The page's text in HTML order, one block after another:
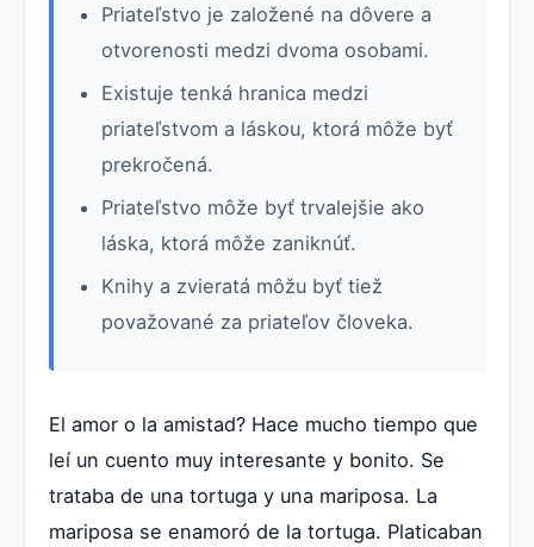
Priateľstvo je založené na dôvere a
otvorenosti medzi dvoma osobami.
Existuje tenká hranica medzi
priateľstvom a láskou, ktorá môže byť
prekročená.
Priateľstvo môže byť trvalejšie ako
láska, ktorá môže zaniknúť.
Knihy a zvieratá môžu byť tiež
považované za priateľov človeka.
El amor o la amistad? Hace mucho tiempo que
leí un cuento muy interesante y bonito. Se
trataba de una tortuga y una mariposa. La
mariposa se enamoró de la tortuga. Platicaban